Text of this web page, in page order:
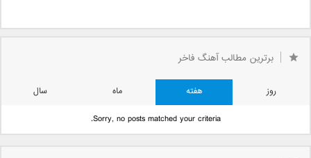
برترین مطالب آهنگ فاخر
روز هفته ماه
سال
Sorry, no posts matched your criteria.